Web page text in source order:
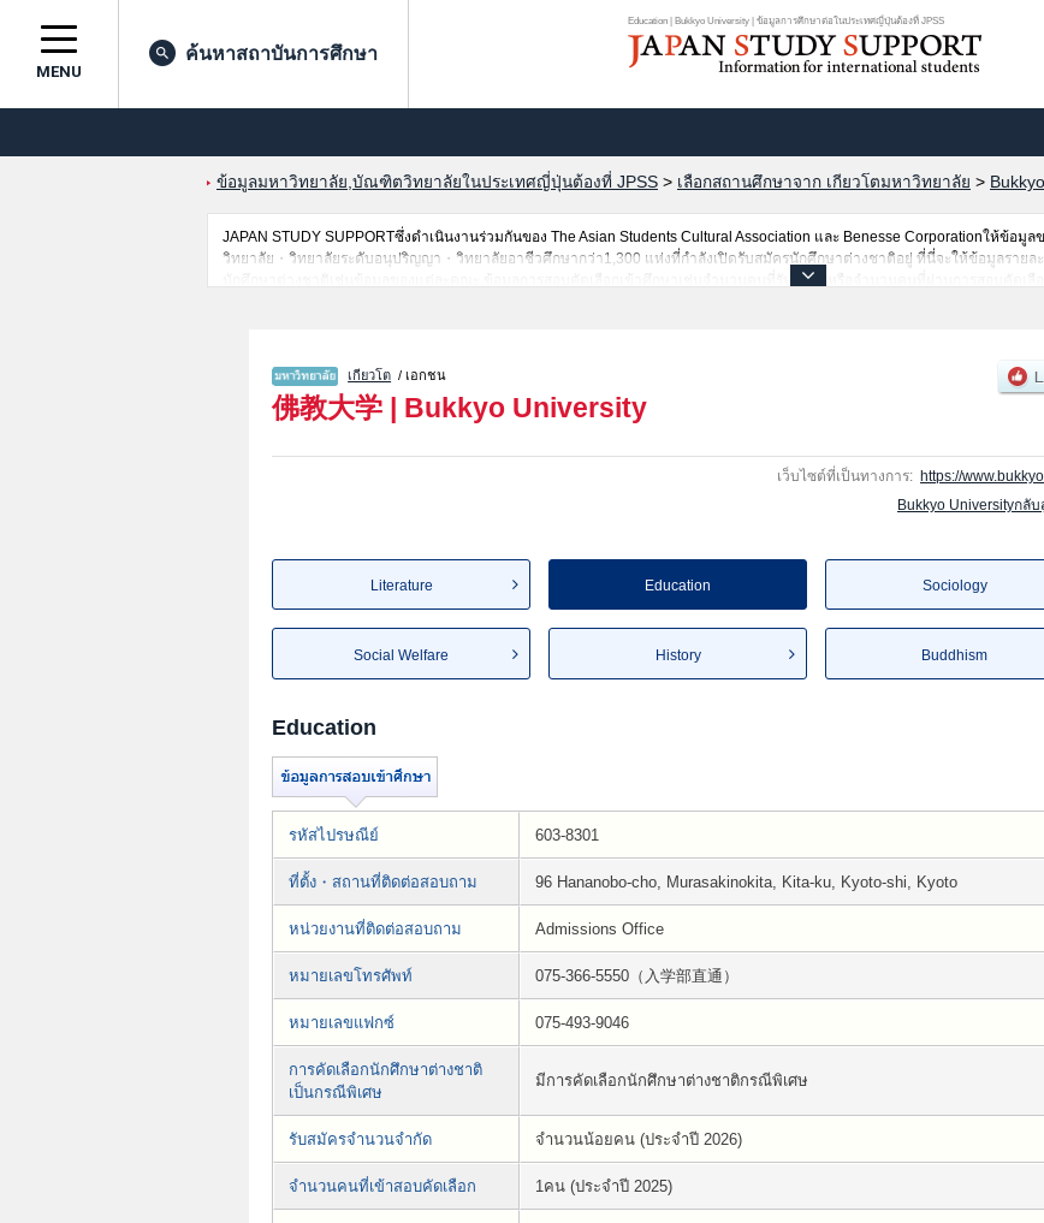
Education | Bukkyo University | ข้อมูลการศึกษาต่อในประเทศญี่ปุ่นต้องที่ JPSS
MENU
ค้นหาสถาบันการศึกษา
ข้อมูลมหาวิทยาลัย,บัณฑิตวิทยาลัยในประเทศญี่ปุ่นต้องที่ JPSS > เลือกสถานศึกษาจาก เกียวโตมหาวิทยาลัย >
JAPAN STUDY SUPPORTซึ่งดำเนินงานร่วมกันของ The Asian Students Cultural Association และ Benesse Corporationให้ข้
วิทยาลัย・วิทยาลัยระดับอนุปริญญา・วิทยาลัยอาชีวศึกษากว่า1,300 แห่งที่กำลังเปิดรับสมัครนักศึกษาต่างชาติอยู่ ที่นี่จะให้ข้อมูลรายละ
นักศึกษาต่างชาติเช่นข้อมูลของแต่ละคณะ,ข้อมูลการสอบคัดเลือกเข้าศึกษาเช่นจำนวนคนที่รับสมัครหรือจำนวนคนที่ผ่านการสอบคัดเลื
เกียวโต / เอกชน
佛教大学 | Bukkyo University
เว็บไซต์ที่เป็นทางการ: https://
Bukkyo Universityกลั
Literature Education Sociology
Social Welfare History Buddhism
Education
รหัสไปรษณีย์ 603-8301
ที่ตั้ง・สถานที่ติดต่อสอบถาม 96 Hananobo-cho, Murasakinokita, Kita-ku, Kyoto-shi, Kyoto
หน่วยงานที่ติดต่อสอบถาม Admissions Office
หมายเลขโทรศัพท์ 075-366-5550（入学部直通）
หมายเลขแฟกซ์ 075-493-9046
การคัดเลือกนักศึกษาต่างชาติ
เป็นกรณีพิเศษ
มีการคัดเลือกนักศึกษาต่างชาติกรณีพิเศษ
รับสมัครจำนวนจำกัด จำนวนน้อยคน (ประจำปี 2026)
จำนวนคนที่เข้าสอบคัดเลือก 1คน (ประจำปี 2025)